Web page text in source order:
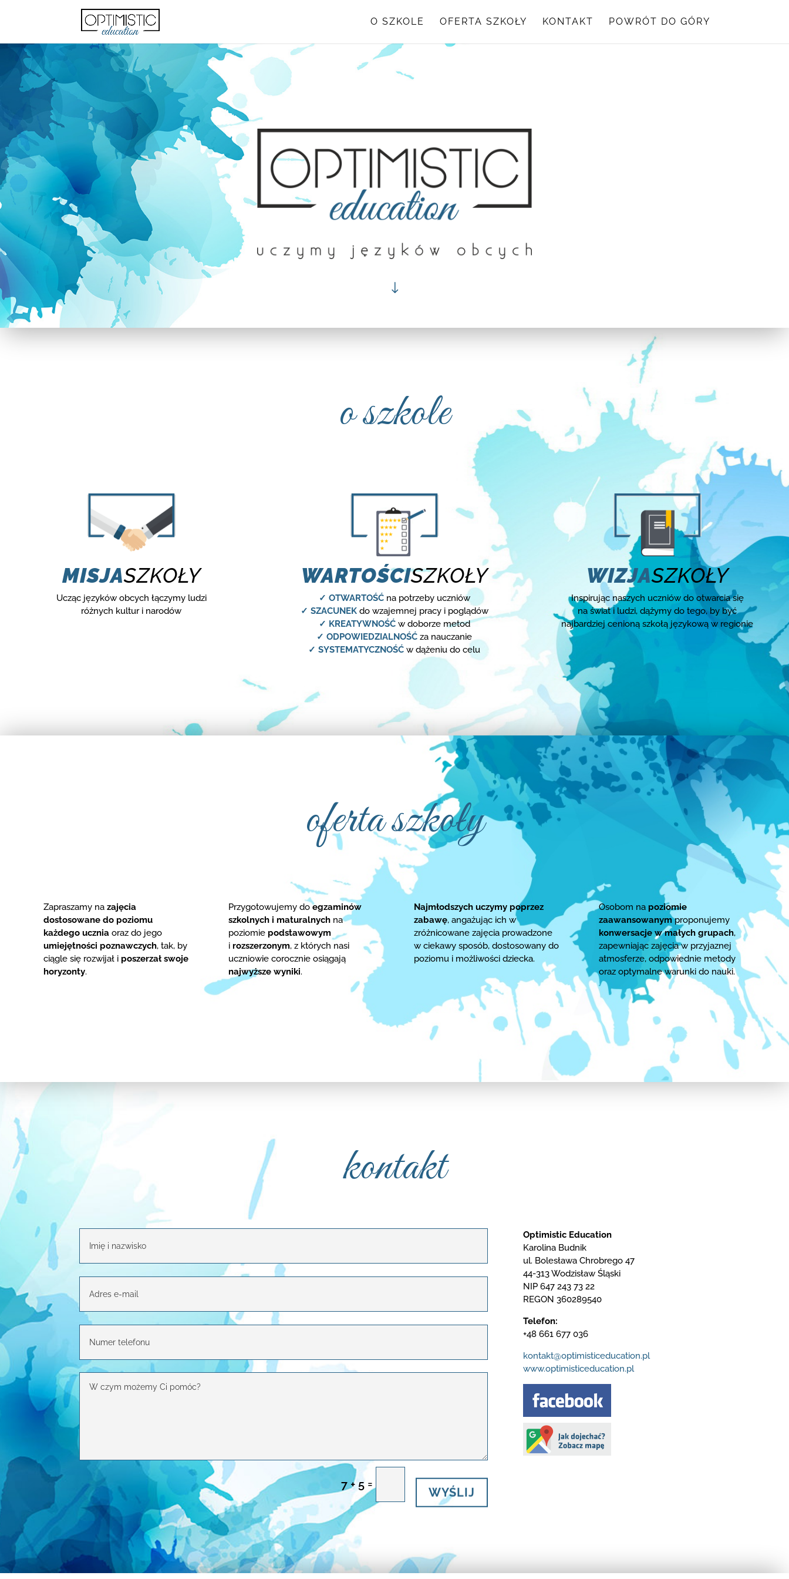
O SZKOLE OFERTA SZKOŁY KONTAKT POWRÓT DO GÓRY
"
o szkole
MISJASZKOŁY
Ucząc języków obcych łączymy ludzi
różnych kultur i narodów
WARTOŚCISZKOŁY
✓ OTWARTOŚĆna potrzeby uczniów
✓ SZACUNEKdo wzajemnej pracy i poglądów
✓ KREATYWNOŚĆw doborze metod
✓ ODPOWIEDZIALNOŚĆ za nauczanie
✓ SYSTEMATYCZNOŚĆ w dążeniu do celu
WIZJASZKOŁY
Inspirując naszych uczniów do otwarcia się
na świat i ludzi, dążymy do tego, by być
najbardziej cenioną szkołą językową w regionie
oferta szkoły
Zapraszamy nazajęcia
dostosowane do poziomu
każdego ucznia oraz do jego
umiejętności poznawczych, tak, by
ciągle się rozwijał i poszerzał swoje
horyzonty.
Przygotowujemy doegzaminów
szkolnych i maturalnych na
poziomie podstawowym
i rozszerzonym, z których nasi
uczniowie corocznie osiągają
najwyższe wyniki.
Najmłodszych uczymy poprzez
zabawę, angażując ich w
zróżnicowane zajęcia prowadzone
w ciekawy sposób, dostosowany do
poziomu i możliwości dziecka.
Osobom na poziomie
zaawansowanymproponujemy
konwersacje w małych grupach,
zapewniając zajęcia w przyjaznej
atmosferze, odpowiednie metody
oraz optymalne warunki do nauki.
kontakt
7 + 5 =
WYŚLIJ
Optimistic Education
Karolina Budnik
ul. Bolesława Chrobrego 47
44-313 Wodzisław Śląski
NIP 647 243 73 22
REGON 360289540
Telefon:
+48 661 677 036
kontakt@optimisticeducation.pl
www.optimisticeducation.pl